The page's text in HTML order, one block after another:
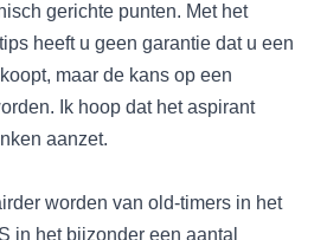
gerichte punten. Met het
heeft u geen garantie dat u een
maar de kans op een
Ik hoop dat het aspirant
aanzet.
worden van old-timers in het
in het bijzonder een aantal